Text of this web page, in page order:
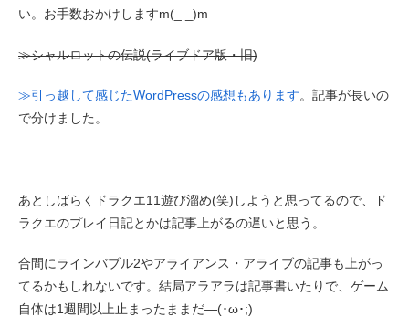
い。お手数おかけしますm(_ _)m
≫シャルロットの伝説(ライブドア版・旧)
≫引っ越して感じたWordPressの感想もあります。記事が長いの
で分けました。
あとしばらくドラクエ11遊び溜め(笑)しようと思ってるので、ド
ラクエのプレイ日記とかは記事上がるの遅いと思う。
合間にラインバブル2やアライアンス・アライブの記事も上がっ
てるかもしれないです。結局アラアラは記事書いたりで、ゲーム
自体は1週間以上止まったままだ―(･ω･;)